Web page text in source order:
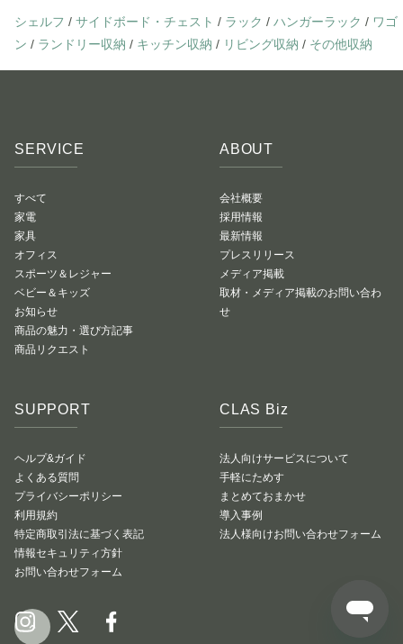
シェルフ / サイドボード・チェスト / ラック / ハンガーラック / ワゴ
ン / ランドリー収納 / キッチン収納 / リビング収納 / その他収納
SERVICE
すべて
家電
家具
オフィス
スポーツ＆レジャー
ベビー＆キッズ
お知らせ
商品の魅力・選び方記事
商品リクエスト
ABOUT
会社概要
採用情報
最新情報
プレスリリース
メディア掲載
取材・メディア掲載のお問い合わ
せ
SUPPORT
ヘルプ&ガイド
よくある質問
プライバシーポリシー
利用規約
特定商取引法に基づく表記
情報セキュリティ方針
お問い合わせフォーム
CLAS Biz
法人向けサービスについて
手軽にためす
まとめておまかせ
導入事例
法人様向けお問い合わせフォーム